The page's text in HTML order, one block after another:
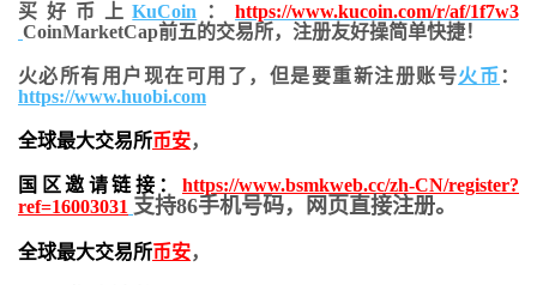
买好币上KuCoin ：https://www.kucoin.com/r/af/1f7w3
CoinMarketCap前五的交易所，注册友好操简单快捷！
火必所有用户现在可用了，但是要重新注册账号火币 ：
https://www.huobi.com
全球最大交易所币安，
国区邀请链接： https://www.bsmkweb.cc/zh-CN/register?
ref=16003031 支持86手机号码，网页直接注册。
全球最大交易所币安，